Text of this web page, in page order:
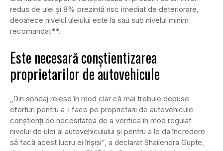
redus de ulei și 8% prezintă risc imediat de deteriorare,
deoarece nivelul uleiului este la sau sub nivelul minim
recomandat**.
Este necesară conștientizarea
proprietarilor de autovehicule
„Din sondaj reiese în mod clar că mai trebuie depuse
eforturi pentru a-i face pe proprietarii de autovehicule
conștienți de necesitatea de a verifica în mod regulat
nivelul de ulei al autovehiculului și pentru a le da încredere
să facă acest lucru ei înșiși”, a declarat Shailendra Gupte,